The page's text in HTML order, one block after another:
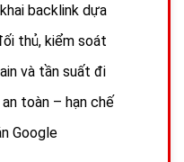
backlink dựa
thủ, kiểm soát
và tần suất đi
toàn – hạn chế
Google